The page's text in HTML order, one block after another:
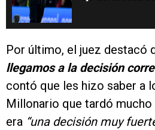
Por último, el juez destacó
llegamos a la decisión
contó que les hizo saber a
Millonario que tardó
era “una decisión muy